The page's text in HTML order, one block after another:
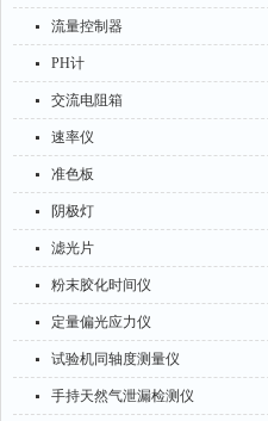
流量控制器
PH计
交流电阻箱
速率仪
准色板
阴极灯
滤光片
粉末胶化时间仪
定量偏光应力仪
试验机同轴度测量仪
手持天然气泄漏检测仪